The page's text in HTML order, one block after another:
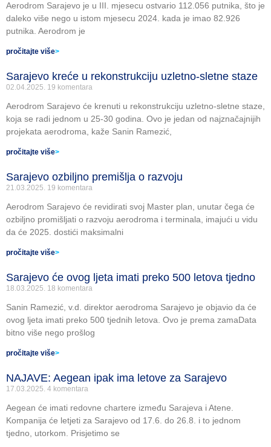
Aerodrom Sarajevo je u III. mjesecu ostvario 112.056 putnika, što je
daleko više nego u istom mjesecu 2024. kada je imao 82.926
putnika. Aerodrom je
pročitajte više>
Sarajevo kreće u rekonstrukciju uzletno-sletne staze
02.04.2025. 19 komentara
Aerodrom Sarajevo će krenuti u rekonstrukciju uzletno-sletne staze,
koja se radi jednom u 25-30 godina. Ovo je jedan od najznačajnijih
projekata aerodroma, kaže Sanin Ramezić,
pročitajte više>
Sarajevo ozbiljno premišlja o razvoju
21.03.2025. 19 komentara
Aerodrom Sarajevo će revidirati svoj Master plan, unutar čega će
ozbiljno promišljati o razvoju aerodroma i terminala, imajući u vidu
da će 2025. dostići maksimalni
pročitajte više>
Sarajevo će ovog ljeta imati preko 500 letova tjedno
18.03.2025. 18 komentara
Sanin Ramezić, v.d. direktor aerodroma Sarajevo je objavio da će
ovog ljeta imati preko 500 tjednih letova. Ovo je prema zamaData
bitno više nego prošlog
pročitajte više>
NAJAVE: Aegean ipak ima letove za Sarajevo
17.03.2025. 4 komentara
Aegean će imati redovne chartere između Sarajeva i Atene.
Kompanija će letjeti za Sarajevo od 17.6. do 26.8. i to jednom
tjedno, utorkom. Prisjetimo se